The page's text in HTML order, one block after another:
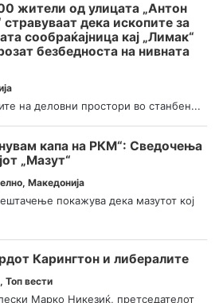
жители од улицата „Антон
стравуваат дека ископите за
сообраќајница кај „Лимак“
безбедноста на нивната
на деловни простори во станбен...
капа на РКМ“: Сведочења
„Мазут“
, Македонија
покажува дека мазутот кој
Карингтон и либералите
, Топ вести
Марко Никезиќ, претседателот